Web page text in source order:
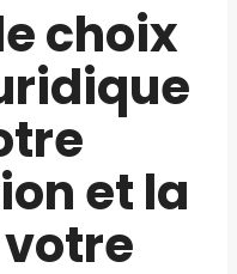
choix
et la